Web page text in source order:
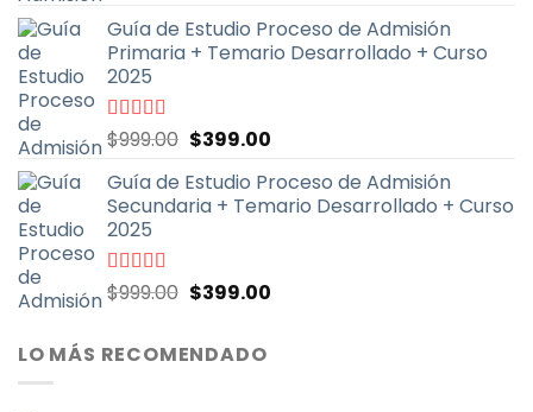
5
original
era:
actual
es:
Guía de Estudio Proceso de Admisión
Primaria + Temario Desarrollado + Curso
2025
Valorado
con
5
$999.00 El
original
era:
$399.00El
actual
es:
Guía de Estudio Proceso de Admisión
Secundaria + Temario Desarrollado + Curso
2025
Valorado
con
$999.00 El
original
era:
$399.00El
LO MÁS RECOMENDADO